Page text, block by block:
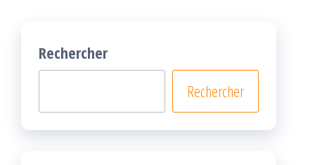
Rechercher
Rechercher